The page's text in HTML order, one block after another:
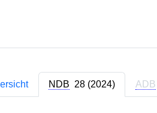
NDB 28 (2024) ADB